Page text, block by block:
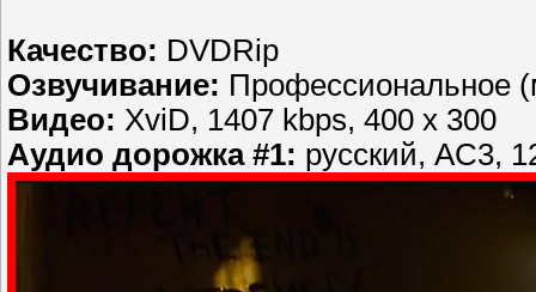
Качество: DVDRip
Озвучивание: Профессиональное
Видео: XviD, 1407 kbps, 400 x 300
Аудио дорожка #1: русский, AC3,